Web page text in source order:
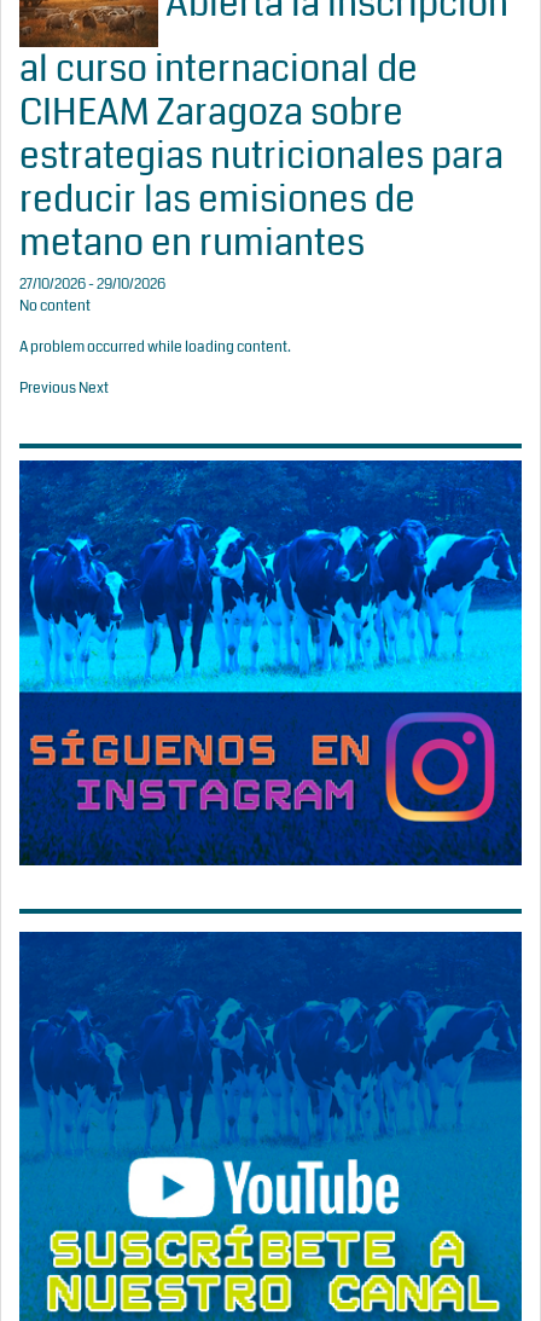
al curso internacional de
CIHEAM Zaragoza sobre
estrategias nutricionales para
reducir las emisiones de
metano en rumiantes
27/10/2026 - 29/10/2026
No content
A problem occurred while loading content.
PreviousNext